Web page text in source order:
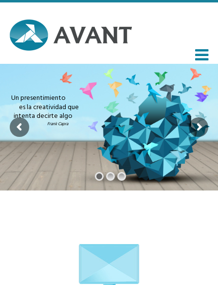
Un presentimiento
es la creatividad que
intenta decirte algo
Frank Capra